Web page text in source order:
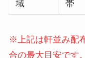
域
帯
※上記は軒並み配
合の最大目安です。